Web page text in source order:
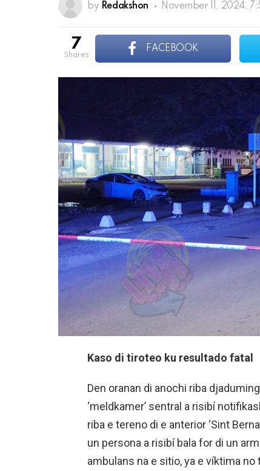
by Redakshon November 11, 2024,
7
shares
FACEBOOK
Kaso di tiroteo ku resultado fatal
Den oranan di anochi riba
‘meldkamer’ sentral a risibí
riba e tereno di e anterior ‘Sint
un persona a risibí bala for di un
ambulans na e sitio, ya e víktima